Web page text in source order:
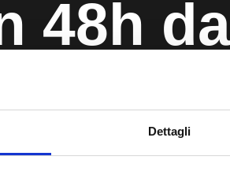
Dettagli
48h